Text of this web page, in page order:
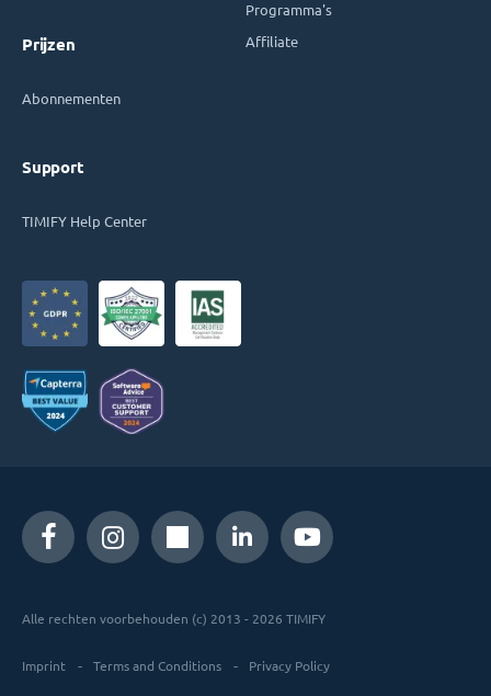
Prijzen
Abonnementen
Support
TIMIFY Help Center
Programma's
Affiliate
Alle rechten voorbehouden (c) 2013 - 2026 TIMIFY
Imprint Terms and Conditions Privacy Policy